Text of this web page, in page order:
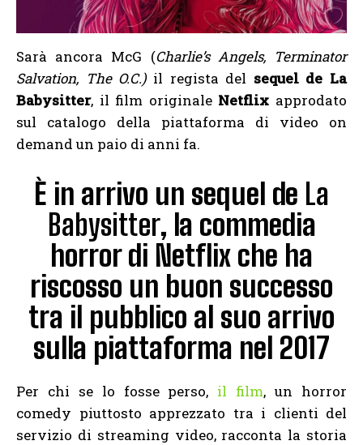
Sarà ancora McG (Charlie’s Angels, Terminator
Salvation, The O.C.)il regista del sequel de La
Babysitter, il film originale Netflix approdato
sul catalogo della piattaforma di video on
demand un paio di anni fa.
È in arrivo un sequel de La
Babysitter, la commedia
horror di Netflix che ha
riscosso un buon successo
tra il pubblico al suo arrivo
sulla piattaforma nel 2017
Per chi se lo fosse perso, il film, un horror
comedy piuttosto apprezzato tra i clienti del
servizio di streaming video, racconta la storia